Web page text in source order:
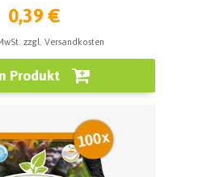
0,39 €
zzgl. Versandkosten
Produkt